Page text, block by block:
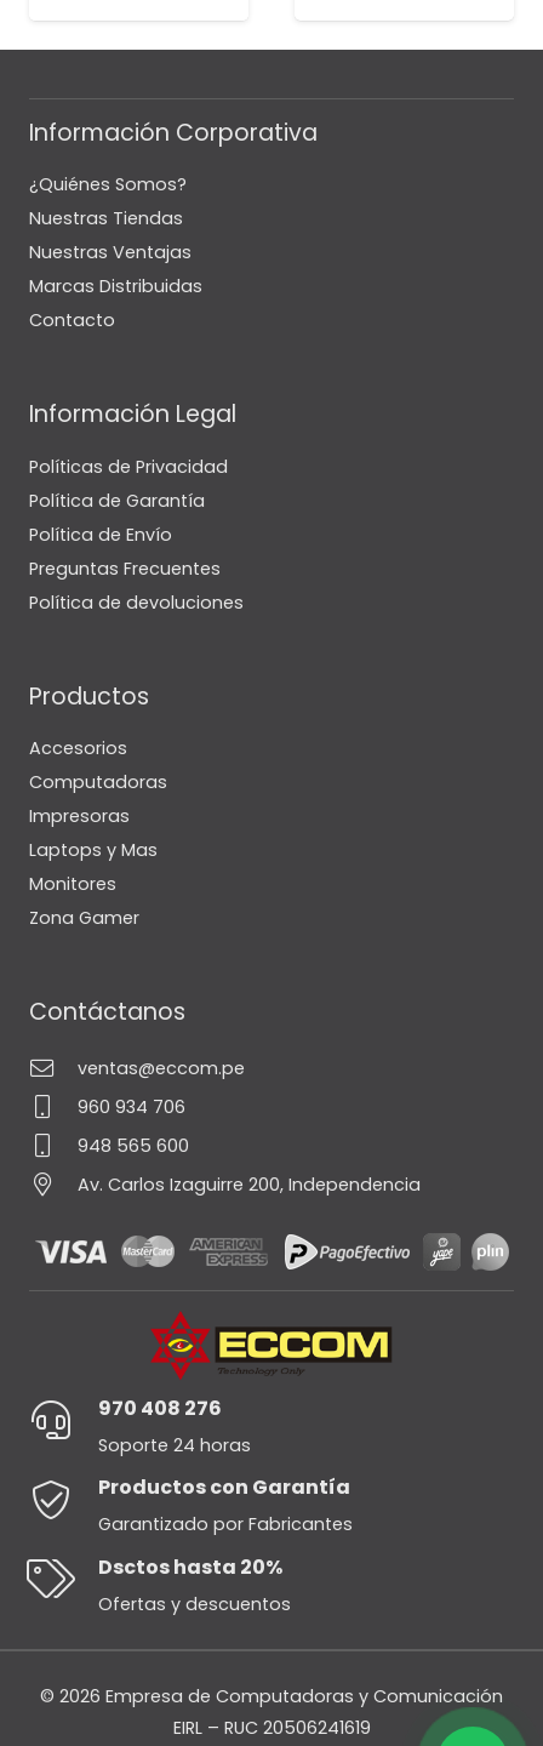
Información Corporativa
¿Quiénes Somos?
Nuestras Tiendas
Nuestras Ventajas
Marcas Distribuidas
Contacto
Información Legal
Políticas de Privacidad
Política de Garantía
Política de Envío
Preguntas Frecuentes
Política de devoluciones
Productos
Accesorios
Computadoras
Impresoras
Laptops y Mas
Monitores
Zona Gamer
Contáctanos
ventas@eccom.pe
960 934 706
948 565 600
Av. Carlos Izaguirre 200, Independencia
970 408 276
Soporte 24 horas
Productos con Garantía
Garantizado por Fabricantes
Dsctos hasta 20%
Ofertas y descuentos
© 2026 Empresa de Computadoras y Comunicación
EIRL – RUC 20506241619